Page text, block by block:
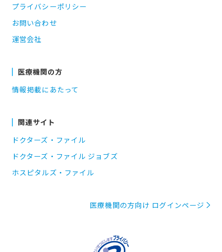
プライバシーポリシー
お問い合わせ
運営会社
医療機関の方
情報掲載にあたって
関連サイト
ドクターズ・ファイル
ドクターズ・ファイル ジョブズ
ホスピタルズ・ファイル
医療機関の方向け ログインページ